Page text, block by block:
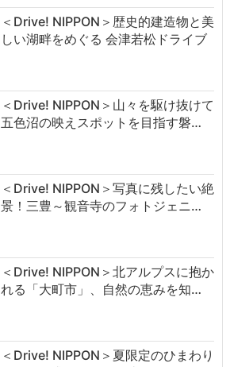
＜Drive! NIPPON＞歴史的建造物と美
しい湖畔をめぐる 会津若松ドライブ
＜Drive! NIPPON＞山々を駆け抜けて
五色沼の映えスポットを目指す磐…
＜Drive! NIPPON＞写真に残したい絶
景！三豊～観音寺のフォトジェニ…
＜Drive! NIPPON＞北アルプスに抱か
れる「大町市」、自然の恵みを知…
＜Drive! NIPPON＞夏限定のひまわり